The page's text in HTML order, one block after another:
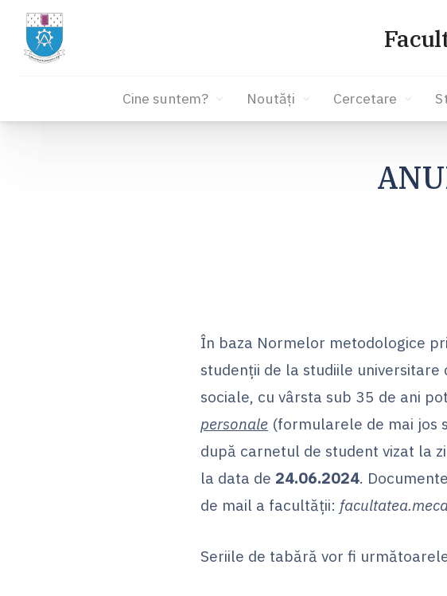
Cine suntem? Noutăți Cercetare
În baza Normelor metodologice
studenţii de la studiile
sociale, cu vârsta sub 35 de ani
personale (formularele de mai jos
după carnetul de student vizat la
la data de 24.06.2024.
de mail a facultății:
Seriile de tabără vor fi